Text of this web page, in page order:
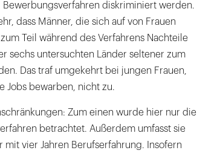
diskriminiert werden.
dass Männer, die sich auf von Frauen
Teil während des Verfahrens Nachteile
sechs untersuchten Länder seltener zum
Das traf umgekehrt bei jungen Frauen,
Jobs bewarben, nicht zu.
Zum einen wurde hier nur die
betrachtet. Außerdem umfasst sie
vier Jahren Berufserfahrung. Insofern